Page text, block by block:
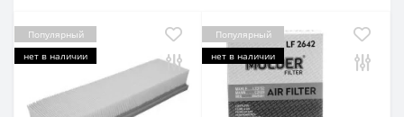
Популярный
нет в наличии
Популярный
нет в наличии